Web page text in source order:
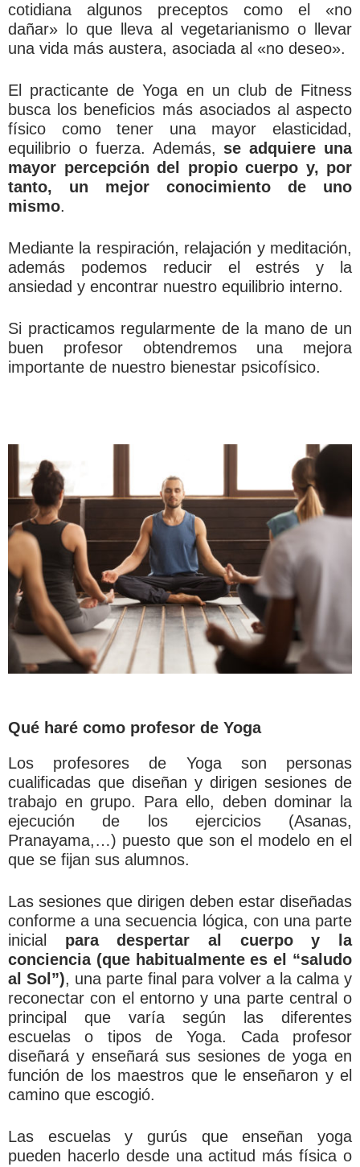
cotidiana algunos preceptos como el «no
dañar» lo que lleva al vegetarianismo o llevar
una vida más austera, asociada al «no deseo».
El practicante de Yoga en un club de Fitness
busca los beneficios más asociados al aspecto
físico como tener una mayor elasticidad,
equilibrio o fuerza. Además, se adquiere una
mayor percepción del propio cuerpo y, por
tanto, un mejor conocimiento de uno
mismo.
Mediante la respiración, relajación y meditación,
además podemos reducir el estrés y la
ansiedad y encontrar nuestro equilibrio interno.
Si practicamos regularmente de la mano de un
buen profesor obtendremos una mejora
importante de nuestro bienestar psicofísico.
Qué haré como profesor de Yoga
Los profesores de Yoga son personas
cualificadas que diseñan y dirigen sesiones de
trabajo en grupo. Para ello, deben dominar la
ejecución de los ejercicios (Asanas,
Pranayama,…) puesto que son el modelo en el
que se fijan sus alumnos.
Las sesiones que dirigen deben estar diseñadas
conforme a una secuencia lógica, con una parte
inicial para despertar al cuerpo y la
conciencia (que habitualmente es el “saludo
al Sol”), una parte final para volver a la calma y
reconectar con el entorno y una parte central o
principal que varía según las diferentes
escuelas o tipos de Yoga. Cada profesor
diseñará y enseñará sus sesiones de yoga en
función de los maestros que le enseñaron y el
camino que escogió.
Las escuelas y gurús que enseñan yoga
pueden hacerlo desde una actitud más física o